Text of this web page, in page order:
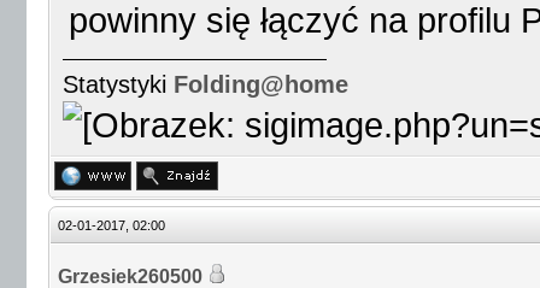
powinny się łączyć na profilu
Statystyki Folding@home
02-01-2017, 02:00
Grzesiek260500